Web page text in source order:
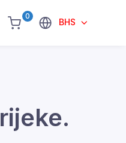
0
BHS